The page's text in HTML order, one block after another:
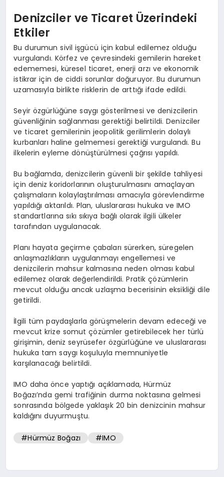
Denizciler ve Ticaret Üzerindeki
Etkiler
Bu durumun sivil işgücü için kabul edilemez olduğu
vurgulandı. Körfez ve çevresindeki gemilerin hareket
edememesi, küresel ticaret, enerji arzı ve ekonomik
istikrar için de ciddi sorunlar doğuruyor. Bu durumun
uzamasıyla birlikte risklerin de arttığı ifade edildi.
Seyir özgürlüğüne saygı gösterilmesi ve denizcilerin
güvenliğinin sağlanması gerektiği belirtildi. Denizciler
ve ticaret gemilerinin jeopolitik gerilimlerin dolaylı
kurbanları haline gelmemesi gerektiği vurgulandı. Bu
ilkelerin eyleme dönüştürülmesi çağrısı yapıldı.
Bu bağlamda, denizcilerin güvenli bir şekilde tahliyesi
için deniz koridorlarının oluşturulmasını amaçlayan
çalışmaların kolaylaştırılması amacıyla görevlendirme
yapıldığı aktarıldı. Plan, uluslararası hukuka ve IMO
standartlarına sıkı sıkıya bağlı olarak ilgili ülkeler
tarafından uygulanacak.
Planı hayata geçirme çabaları sürerken, süregelen
anlaşmazlıkların uygulanmayı engellemesi ve
denizcilerin mahsur kalmasına neden olması kabul
edilemez olarak değerlendirildi. Pratik çözümlerin
mevcut olduğu ancak uzlaşma becerisinin eksikliği dile
getirildi.
İlgili tüm paydaşlarla görüşmelerin devam edeceği ve
mevcut krize somut çözümler getirebilecek her türlü
girişimin, deniz seyrüsefer özgürlüğüne ve uluslararası
hukuka tam saygı koşuluyla memnuniyetle
karşılanacağı belirtildi.
IMO daha önce yaptığı açıklamada, Hürmüz
Boğazı’nda gemi trafiğinin durma noktasına gelmesi
sonrasında bölgede yaklaşık 20 bin denizcinin mahsur
kaldığını duyurmuştu.
#Hürmüz Boğazı #IMO